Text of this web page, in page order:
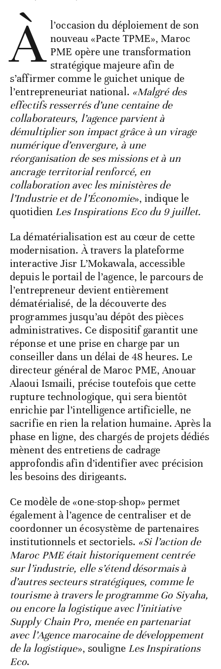
À l’occasion du déploiement de son
nouveau «Pacte TPME», Maroc
PME opère une transformation
stratégique majeure afin de
s’affirmer comme le guichet unique de
l’entrepreneuriat national. «Malgré des
effectifs resserrés d’une centaine de
collaborateurs, l’agence parvient à
démultiplier son impact grâce à un virage
numérique d’envergure, à une
réorganisation de ses missions et à un
ancrage territorial renforcé, en
collaboration avec les ministères de
l’Industrie et de l’Économie», indique le
quotidien Les Inspirations Eco du 9 juillet.
La dématérialisation est au cœur de cette
modernisation. À travers la plateforme
interactive Jisr L’Mokawala, accessible
depuis le portail de l’agence, le parcours de
l’entrepreneur devient entièrement
dématérialisé, de la découverte des
programmes jusqu’au dépôt des pièces
administratives. Ce dispositif garantit une
réponse et une prise en charge par un
conseiller dans un délai de 48 heures. Le
directeur général de Maroc PME, Anouar
Alaoui Ismaili, précise toutefois que cette
rupture technologique, qui sera bientôt
enrichie par l’intelligence artificielle, ne
sacrifie en rien la relation humaine. Après la
phase en ligne, des chargés de projets dédiés
mènent des entretiens de cadrage
approfondis afin d’identifier avec précision
les besoins des dirigeants.
Ce modèle de «one-stop-shop» permet
également à l’agence de centraliser et de
coordonner un écosystème de partenaires
institutionnels et sectoriels. «Si l’action de
Maroc PME était historiquement centrée
sur l’industrie, elle s’étend désormais à
d’autres secteurs stratégiques, comme le
tourisme à travers le programme Go Siyaha,
ou encore la logistique avec l’initiative
Supply Chain Pro, menée en partenariat
avec l’Agence marocaine de développement
de la logistique», souligne Les Inspirations
Eco.